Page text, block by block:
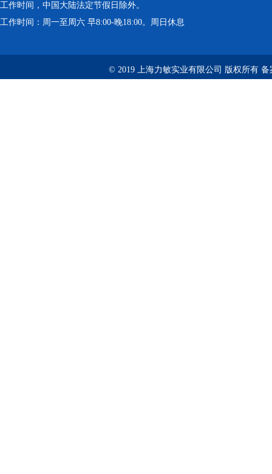
工作时间，中国大陆法定节假日除外。
工作时间：周一至周六 早8:00-晚18:00。周日休息
© 2019 上海力敏实业有限公司 版权所有 备